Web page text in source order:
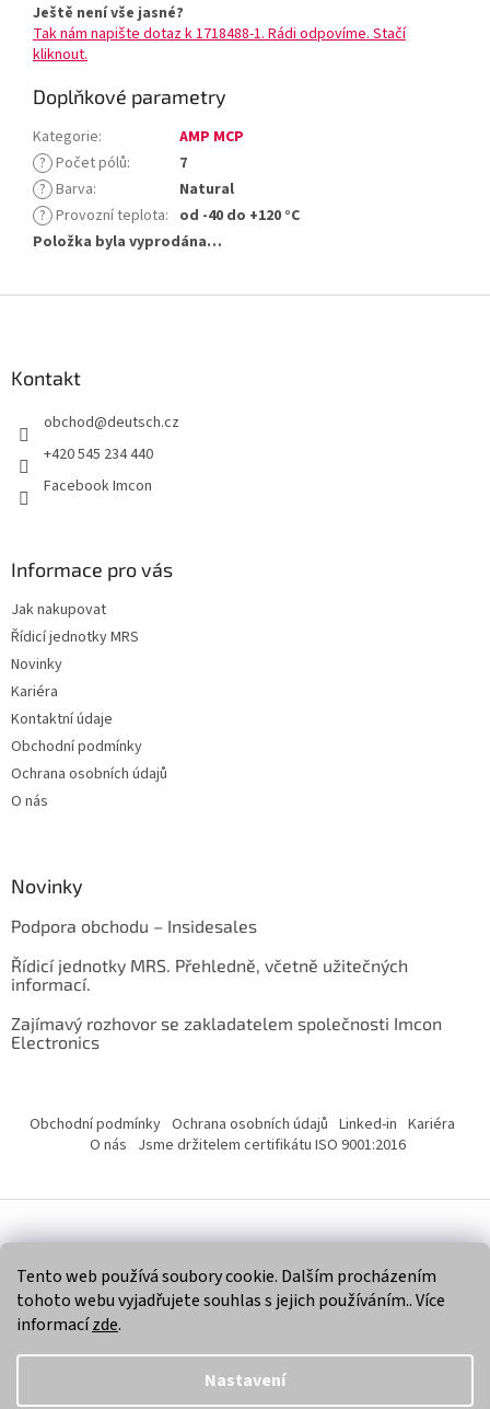
Tento web používá soubory cookie. Dalším procházením
tohoto webu vyjadřujete souhlas s jejich používáním.. Více
informacízde.
Nastavení
Ještě není vše jasné?
Tak nám napište dotaz k 1718488-1. Rádi odpovíme. Stačí
kliknout.
Doplňkové parametry
Kategorie:
AMP MCP
? Počet pólů:
7
? Barva:
Natural
? Provozní teplota: od -40 do +120 °C
Položka byla vyprodána…
Kontakt
obchod@deutsch.cz
+420 545 234 440
Facebook Imcon
Informace pro vás
Jak nakupovat
Řídicí jednotky MRS
Novinky
Kariéra
Kontaktní údaje
Obchodní podmínky
Ochrana osobních údajů
O nás
Novinky
Podpora obchodu – Insidesales
Řídicí jednotky MRS. Přehledně, včetně užitečných
informací.
Zajímavý rozhovor se zakladatelem společnosti Imcon
Electronics
Obchodní podmínky Ochrana osobních údajů Linked-in Kariéra
O nás Jsme držitelem certifikátu ISO 9001:2016
Copyright 2026